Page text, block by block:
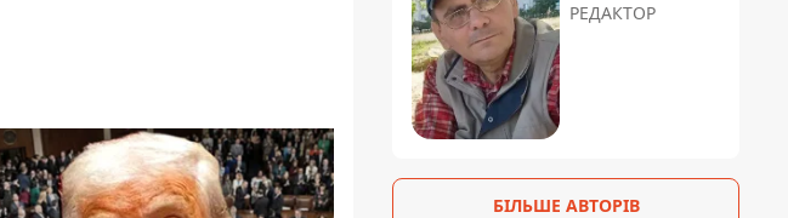
РЕДАКТОР
БІЛЬШЕ АВТОРІВ